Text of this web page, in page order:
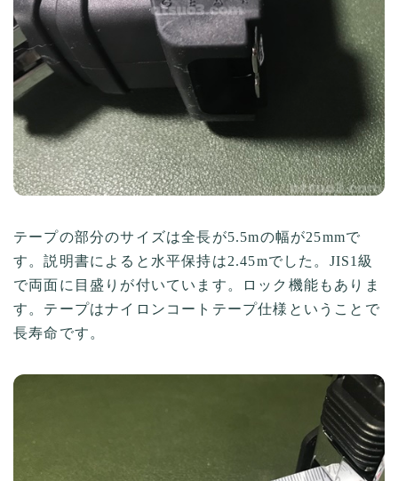
テープの部分のサイズは全長が5.5mの幅が25mmで
す。説明書によると水平保持は2.45mでした。JIS1級
で両面に目盛りが付いています。ロック機能もありま
す。テープはナイロンコートテープ仕様ということで
長寿命です。